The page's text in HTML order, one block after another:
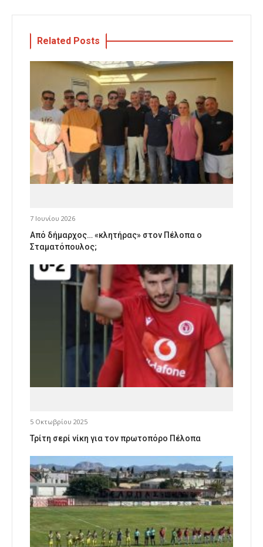
Related Posts
7 Ιουνίου 2026
Από δήμαρχος… «κλητήρας» στον Πέλοπα ο
Σταματόπουλος;
5 Οκτωβρίου 2025
Τρίτη σερί νίκη για τον πρωτοπόρο Πέλοπα